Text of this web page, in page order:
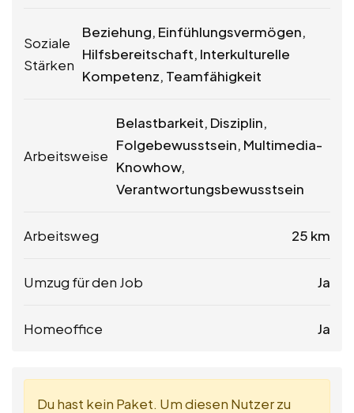
Soziale
Stärken
Beziehung, Einfühlungsvermögen,
Hilfsbereitschaft, Interkulturelle
Kompetenz, Teamfähigkeit
Arbeitsweise
Belastbarkeit, Disziplin,
Folgebewusstsein, Multimedia-
Knowhow,
Verantwortungsbewusstsein
Arbeitsweg 25 km
Umzug für den Job Ja
Homeoffice Ja
Du hast kein Paket. Um diesen Nutzer zu